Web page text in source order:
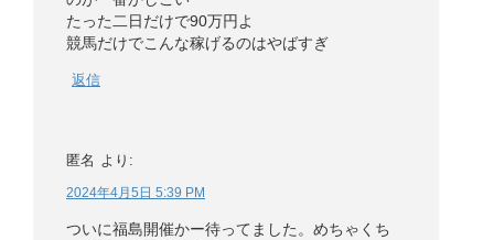
たった二日だけで90万円よ
競馬だけでこんな稼げるのはやばすぎ
返信
匿名 より:
2024年4月5日 5:39 PM
ついに福島開催かー待ってました。めちゃくち